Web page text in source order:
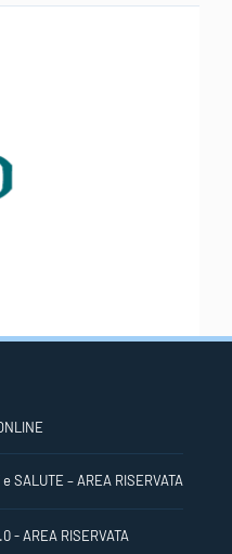
e SALUTE – AREA RISERVATA
- AREA RISERVATA